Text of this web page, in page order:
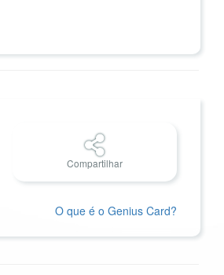
Compartilhar
O que é o Genius Card?